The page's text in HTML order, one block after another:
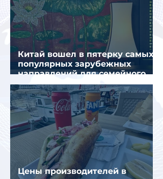
Китай вошел в пятерку самых
популярных зарубежных
направлений для семейного
отдыха летом
Цены производителей в